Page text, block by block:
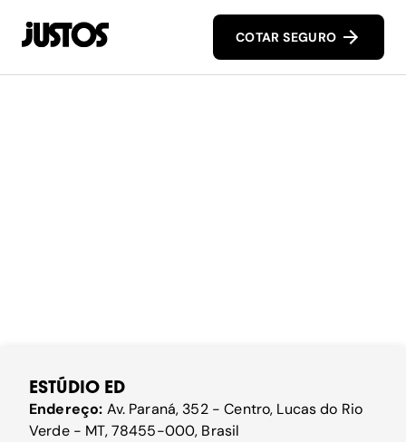
COTAR SEGURO
ESTÚDIO ED
Endereço: Av. Paraná, 352 - Centro, Lucas do Rio
Verde - MT, 78455-000, Brasil